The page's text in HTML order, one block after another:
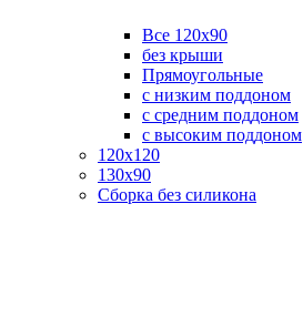
Все 120х90
без крыши
Прямоугольные
с низким поддоном
с средним поддоном
с высоким поддоном
120х120
130х90
Сборка без силикона